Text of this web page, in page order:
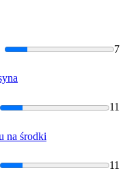
7
11
na środki
11